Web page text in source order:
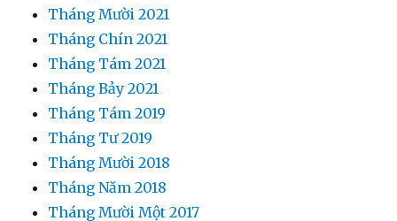
Tháng Mười 2021
Tháng Chín 2021
Tháng Tám 2021
Tháng Bảy 2021
Tháng Tám 2019
Tháng Tư 2019
Tháng Mười 2018
Tháng Năm 2018
Tháng Mười Một 2017